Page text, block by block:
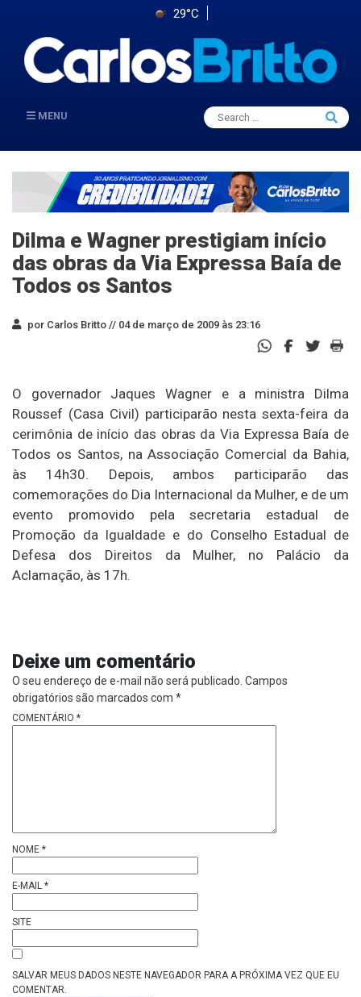
29°C
MENU
Search
for:
Search
Dilma e Wagner prestigiam início
das obras da Via Expressa Baía de
Todos os Santos
por Carlos Britto // 04 de março de 2009 às 23:16
O governador Jaques Wagner e a ministra Dilma
Roussef (Casa Civil) participarão nesta sexta-feira da
cerimônia de início das obras da Via Expressa Baía de
Todos os Santos, na Associação Comercial da Bahia,
às 14h30. Depois, ambos participarão das
comemorações do Dia Internacional da Mulher, e de um
evento promovido pela secretaria estadual de
Promoção da Igualdade e do Conselho Estadual de
Defesa dos Direitos da Mulher, no Palácio da
Aclamação, às 17h.
Deixe um comentário
O seu endereço de e-mail não será publicado. Campos
obrigatórios são marcados com *
COMENTÁRIO *
NOME *
E-MAIL *
SITE
SALVAR MEUS DADOS NESTE NAVEGADOR PARA A PRÓXIMA VEZ QUE EU
COMENTAR.